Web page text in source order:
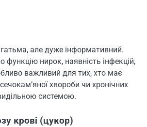
але дуже інформативний.
функцію нирок, наявність інфекцій,
важливий для тих, хто має
хвороби чи хронічних
системою.
крові (цукор)